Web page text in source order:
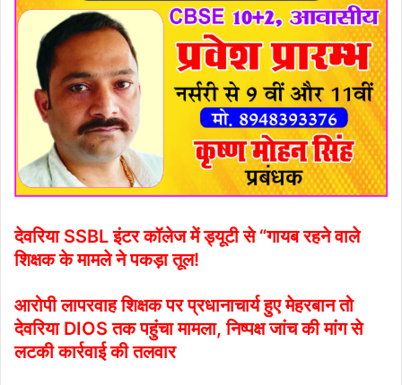
देवरिया SSBL इंटर कॉलेज में ड्यूटी से “गायब रहने वाले
शिक्षक के मामले ने पकड़ा तूल!
आरोपी लापरवाह शिक्षक पर प्रधानाचार्य हुए मेहरबान तो
देवरिया DIOS तक पहुंचा मामला, निष्पक्ष जांच की मांग से
लटकी कार्रवाई की तलवार